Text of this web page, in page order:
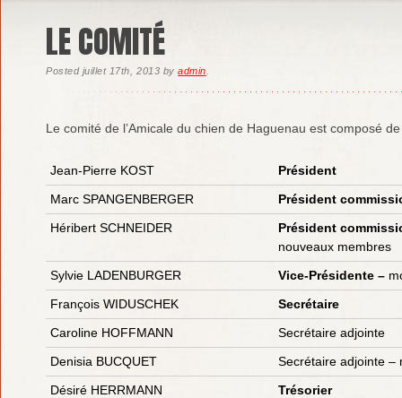
LE COMITÉ
Posted juillet 17th, 2013 byadmin
Le comité de l’Amicale du chien de Haguenau est composé
Jean-Pierre KOST
Président
Marc SPANGENBERGER
Président
Héribert SCHNEIDER
Président
nouveaux membres
Sylvie LADENBURGER
Vice-Présidente –
François WIDUSCHEK
Secrétaire
Caroline HOFFMANN
Secrétaire adjointe
Denisia BUCQUET
Secrétaire adjointe –
Désiré HERRMANN
Trésorier